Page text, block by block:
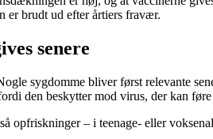
er brudt ud efter årtiers fravær.
senere
sygdomme bliver først relevante
den beskytter mod virus, der kan
opfriskninger – i teenage- eller